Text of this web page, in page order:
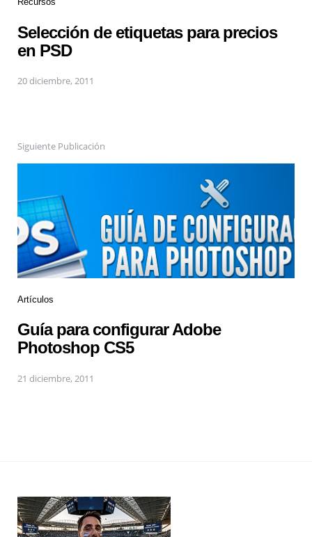
Selección de etiquetas para precios
en PSD
20 diciembre, 2011
Siguiente Publicación
Artículos
Guía para configurar Adobe
Photoshop CS5
21 diciembre, 2011